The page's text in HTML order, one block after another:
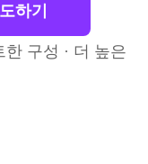
하기
구성 · 더 높은